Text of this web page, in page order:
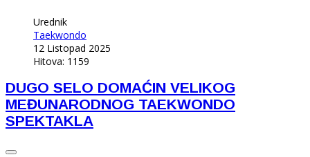
Urednik
Taekwondo
12 Listopad 2025
Hitova: 1159
DUGO SELO DOMAĆIN VELIKOG
MEĐUNARODNOG TAEKWONDO
SPEKTAKLA